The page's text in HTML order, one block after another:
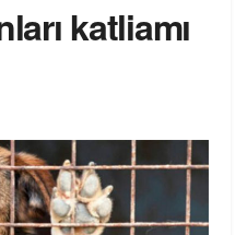
katliamı